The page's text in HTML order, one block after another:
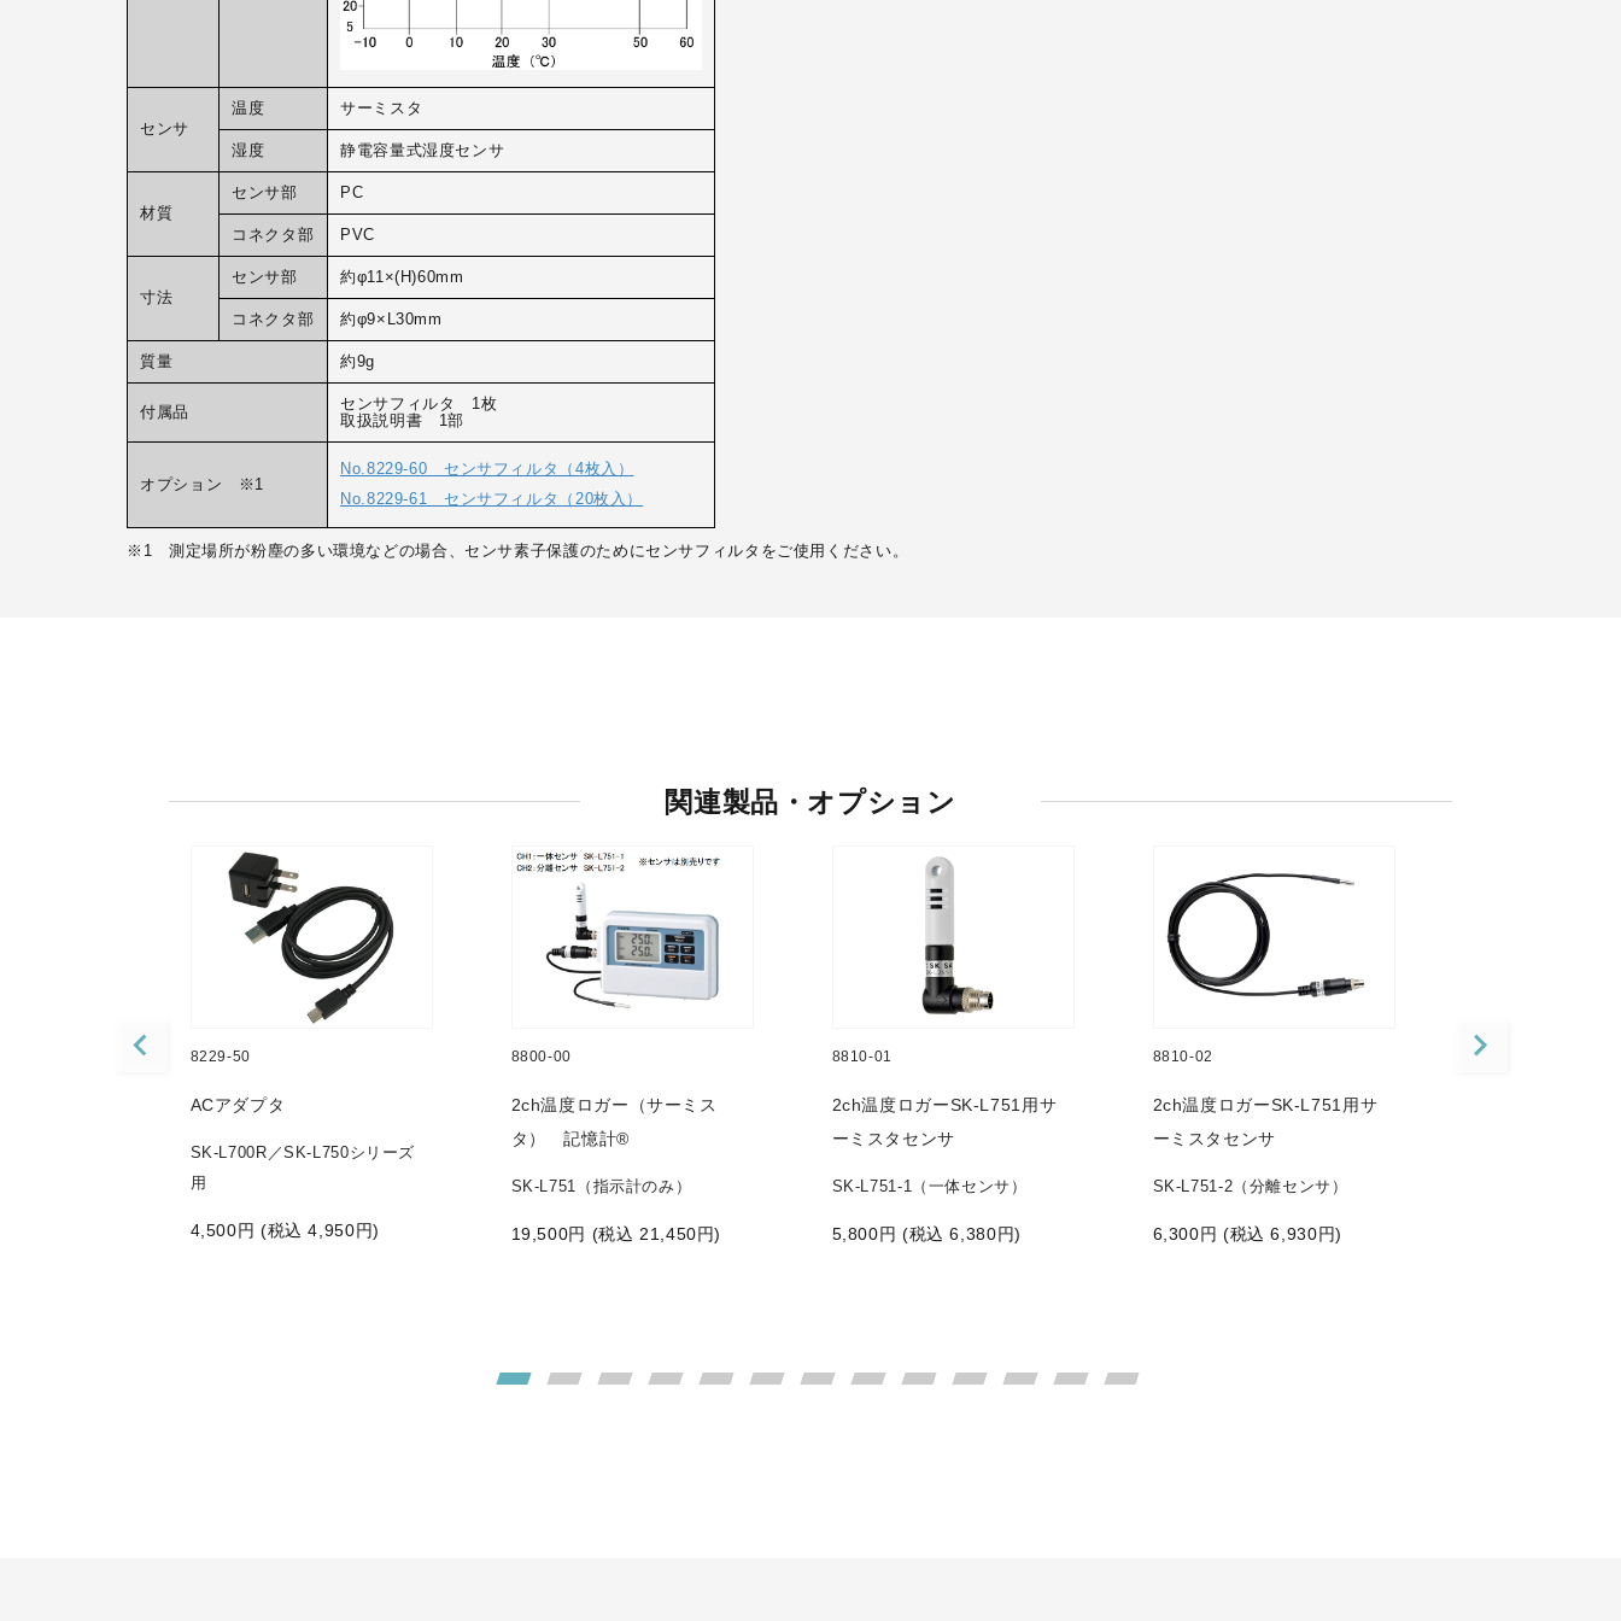
センサ
温度 サーミスタ
湿度 静電容量式湿度センサ
材質
センサ部 PC
コネクタ部 PVC
寸法
センサ部 約φ11×(H)60mm
コネクタ部 約φ9×L30mm
質量 約9g
付属品
センサフィルタ 1枚
取扱説明書 1部
オプション ※1
No.8229-60 センサフィルタ（4枚入）
No.8229-61 センサフィルタ（20枚入）
※1 測定場所が粉塵の多い環境などの場合、センサ素子保護のためにセンサフィルタをご使用ください。
関連製品・オプション
8229-50
ACアダプタ
SK-L700R／SK-L750シリーズ
用
4,500円 (税込 4,950円)
8800-00
2ch温度ロガー（サーミス
タ） 記憶計®
SK-L751（指示計のみ）
19,500円 (税込 21,450円)
8810-01
2ch温度ロガーSK-L751用サ
ーミスタセンサ
SK-L751-1（一体センサ）
5,800円 (税込 6,380円)
8810-02
2ch温度ロガーSK-L751用サ
ーミスタセンサ
SK-L751-2（分離センサ）
6,300円 (税込 6,930円)
8810-21